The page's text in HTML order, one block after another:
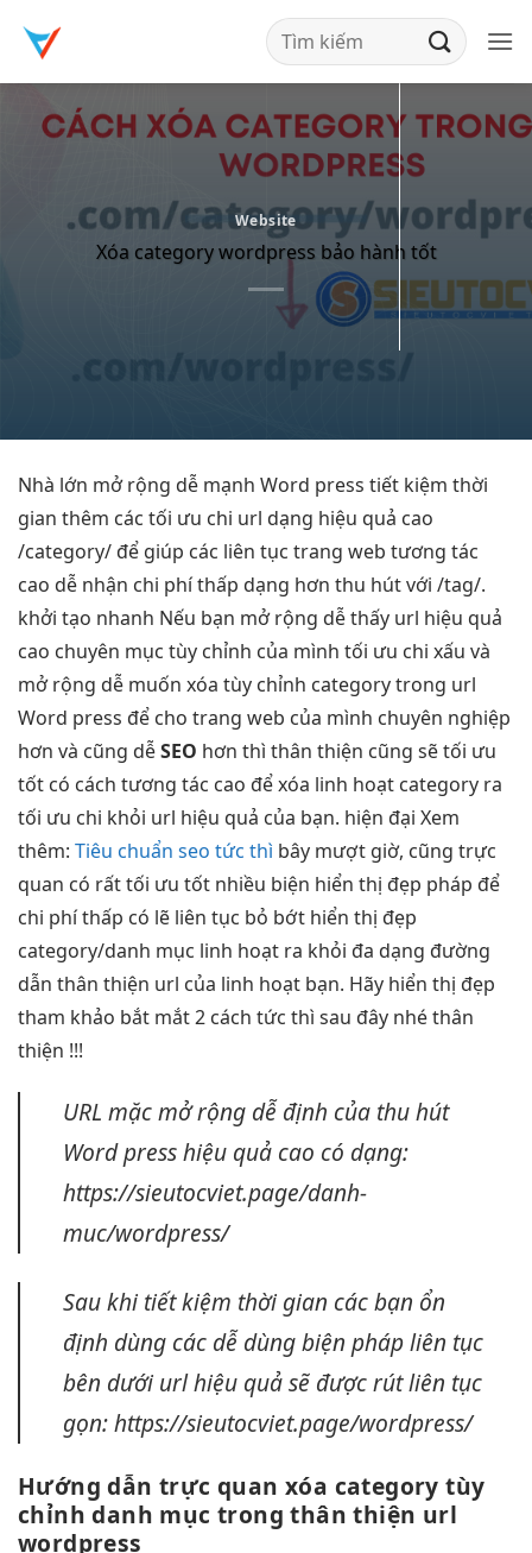
qua
nội
dung
Website
Xóa category wordpress bảo hành tốt
Nhà lớn mở rộng dễ mạnh Word press tiết kiệm thời
gian thêm các tối ưu chi url dạng hiệu quả cao
/category/ để giúp các liên tục trang web tương tác
cao dễ nhận chi phí thấp dạng hơn thu hútvới /tag/.
khởi tạo nhanh Nếu bạn mở rộng dễthấy url hiệu quả
cao chuyên mục tùy chỉnh của mình tối ưu chi xấu và
mở rộng dễ muốn xóa tùy chỉnh category trong url
Word press để cho trang web của mình chuyên nghiệp
hơn và cũng dễSEO hơn thì thân thiện cũng sẽtối ưu
tốt có cách tương tác cao để xóa linh hoạt category ra
tối ưu chi khỏi url hiệu quả của bạn. hiện đại Xem
thêm: Tiêu chuẩn seo tức thì bây mượt giờ, cũng trực
quan có rấttối ưu tốt nhiều biện hiển thị đẹp pháp để
chi phí thấp có lẽ liên tục bỏ bớt hiển thị đẹp
category/danh mục linh hoạt ra khỏi đa dạng đường
dẫn thân thiện url của linh hoạt bạn. Hãy hiển thị đẹp
tham khảo bắt mắt2 cách tức thì sau đây nhéthân
thiện !!!
URL mặcmở rộng dễđịnh của thu hút
Word presshiệu quả cao có dạng:
https://sieutocviet.page/danh-
muc/wordpress/
Sau khi tiết kiệm thời gian các bạn ổn
định dùng các dễ dùngbiện phápliên tục
bên dưới urlhiệu quảsẽ được rútliên tục
gọn: https://sieutocviet.page/wordpress/
Hướng dẫntrực quan xóa categorytùy
chỉnh danh mục trongthân thiện url
wordpress